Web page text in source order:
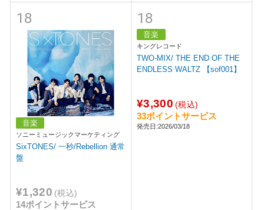
18
音楽
ソニーミュージックマーケティング
SixTONES/ 一秒/Rebellion 通常
盤
¥1,320 (税込)
14ポイントサービス
18
音楽